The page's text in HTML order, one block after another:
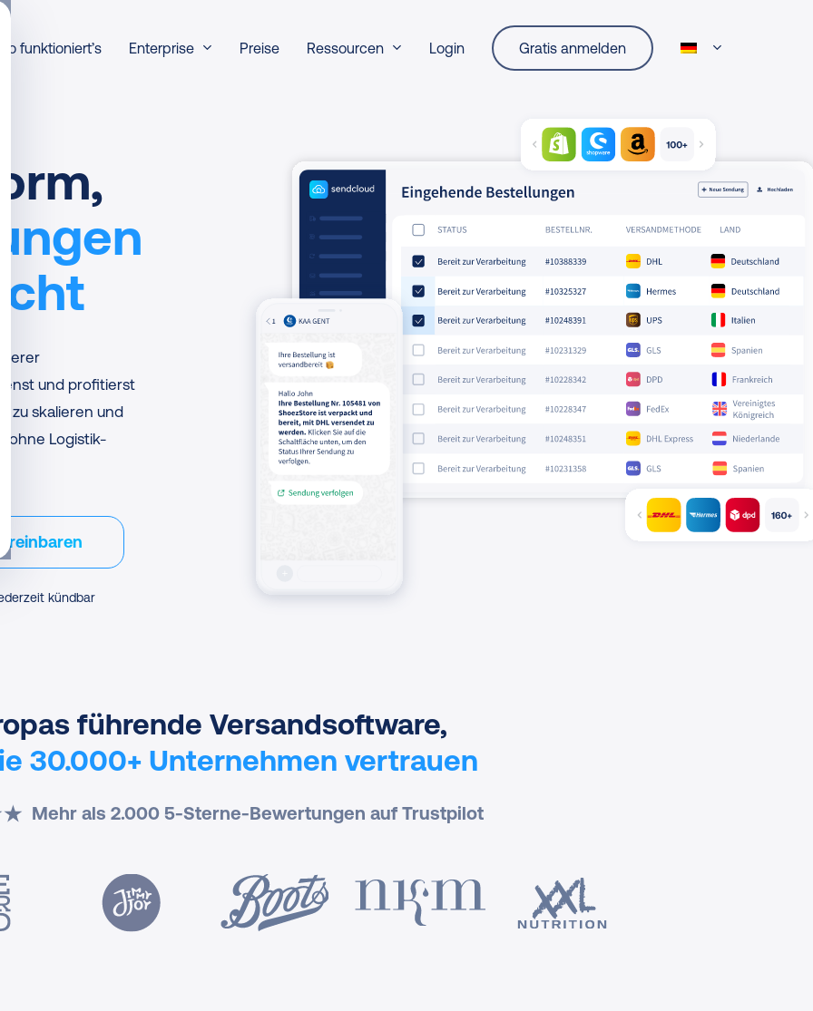
So funktioniert’s Enterprise Preise Ressourcen Login Gratis anmelden
und profitierst
zu skalieren und
ohne Logistik-
kündbar
führende Versandsoftware,
30.000+ Unternehmen vertrauen
Mehr als 2.000 5-Sterne-Bewertungen auf Trustpilot